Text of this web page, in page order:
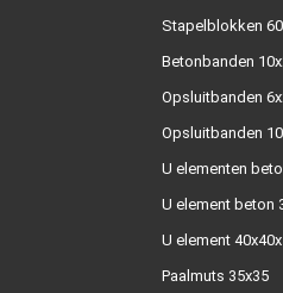
Stapelblokken
Betonbanden
Opsluitbanden
Opsluitbanden
U elementen
U element beton
U element
Paalmuts 35x35